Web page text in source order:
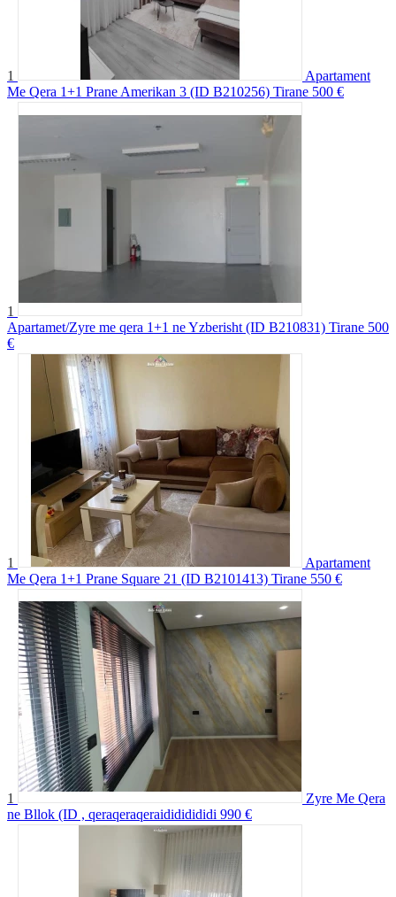
1
Apartament
Me Qera 1+1 Prane Amerikan 3 (ID B210256) Tirane 500 €
1
Apartamet/Zyre me qera 1+1 ne Yzberisht (ID B210831) Tirane 500
€
1
Apartament
Me Qera 1+1 Prane Square 21 (ID B2101413) Tirane 550 €
1
Zyre Me Qera
ne Bllok (ID , qeraqeraqeraidididididi 990 €